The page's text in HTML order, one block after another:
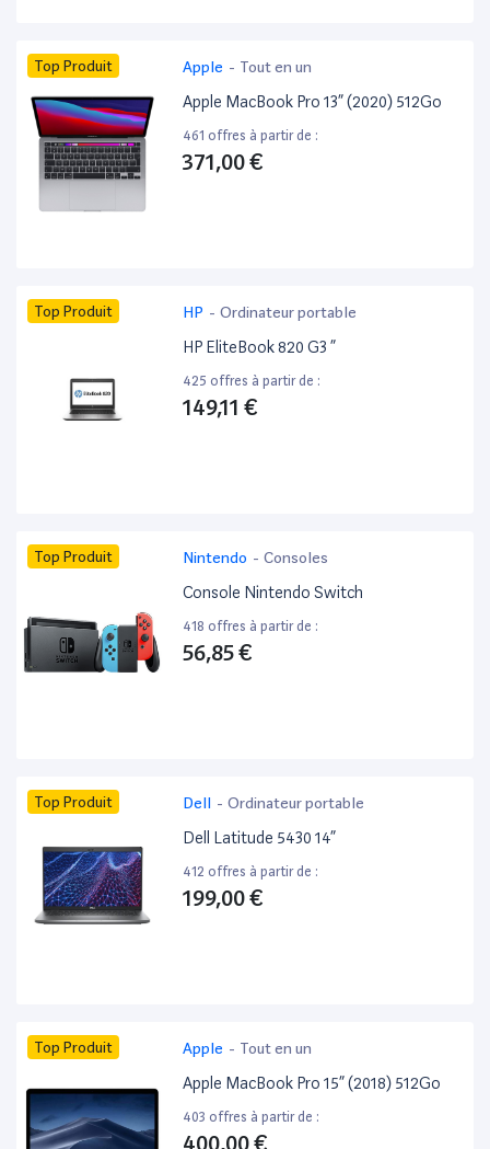
Top Produit Apple - Tout en un
Apple MacBook Pro 13” (2020) 512Go
461 offres à partir de :
371,00 €
Top Produit HP - Ordinateur portable
HP EliteBook 820 G3 ”
425 offres à partir de :
149,11 €
Top Produit Nintendo - Consoles
Console Nintendo Switch
418 offres à partir de :
56,85 €
Top Produit Dell - Ordinateur portable
Dell Latitude 5430 14”
412 offres à partir de :
199,00 €
Top Produit Apple - Tout en un
Apple MacBook Pro 15” (2018) 512Go
403 offres à partir de :
400,00 €